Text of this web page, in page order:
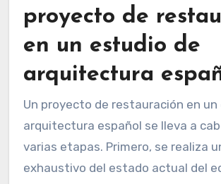
proyecto de
en un estudio de
arquitectura
Un proyecto de restauración en
arquitectura español se lleva a
varias etapas. Primero, se realiza
exhaustivo del estado actual del